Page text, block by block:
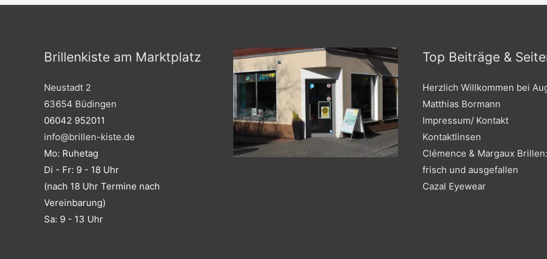
Brillenkiste am Marktplatz
Neustadt 2
63654 Büdingen
06042 952011
info@brillen-kiste.de
Mo: Ruhetag
Di - Fr: 9 - 18 Uhr
(nach 18 Uhr Termine nach
Vereinbarung)
Sa: 9 - 13 Uhr
Top Beiträge &
Herzlich Willkommen bei
Matthias Bormann
Impressum/ Kontakt
Kontaktlinsen
Clémence & Margaux
frisch und ausgefallen
Cazal Eyewear